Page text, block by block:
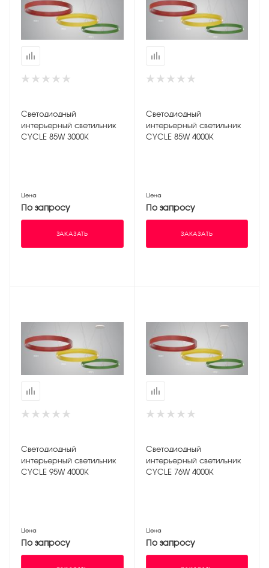
Светодиодный
интерьерный светильник
CYCLE 85W 3000K
Цена
По запросу
ЗАКАЗАТЬ
Светодиодный
интерьерный светильник
CYCLE 85W 4000K
Цена
По запросу
ЗАКАЗАТЬ
Светодиодный
интерьерный светильник
CYCLE 95W 4000K
Цена
По запросу
Светодиодный
интерьерный светильник
CYCLE 76W 4000K
Цена
По запросу